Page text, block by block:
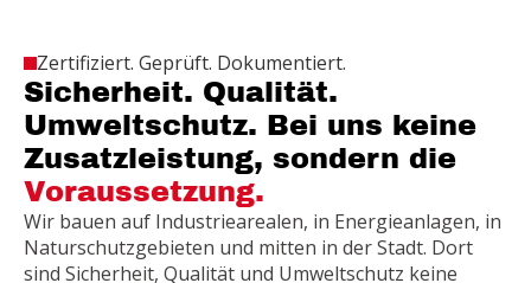
Zertifiziert. Geprüft. Dokumentiert.
Sicherheit. Qualität.
Umweltschutz. Bei uns keine
Zusatzleistung, sondern die
Voraussetzung.
Wir bauen auf Industriearealen, in Energieanlagen, in
Naturschutzgebieten und mitten in der Stadt. Dort
sind Sicherheit, Qualität und Umweltschutz keine